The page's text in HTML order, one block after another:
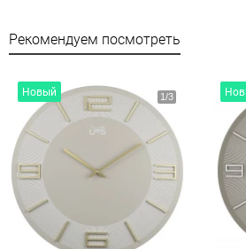
Рекомендуем посмотреть
Новый